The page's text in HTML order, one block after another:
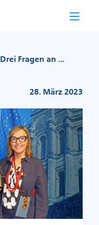
Drei Fragen an ...
28. März 2023